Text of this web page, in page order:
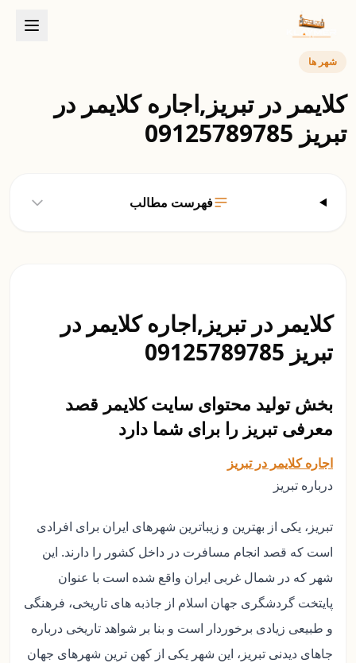
شهر ها
کلایمر در تبریز,اجاره کلایمر در
تبریز 09125789785
فهرست مطالب
کلایمر در تبریز,اجاره کلایمر در
تبریز 09125789785
بخش تولید محتوای سایت کلایمر قصد
معرفی تبریز را برای شما دارد
اجاره کلایمر در تبریز
درباره تبریز
تبریز، یکی از بهترین و زیباترین شهرهای ایران برای افرادی
است که قصد انجام مسافرت در داخل کشور را دارند. این
شهر که در شمال غربی ایران واقع شده است با عنوان
پایتخت گردشگری جهان اسلام از جاذبه های تاریخی، فرهنگی
و طبیعی زیادی برخوردار است و بنا بر شواهد تاریخی درباره
جاهای دیدنی تبریز، این شهر یکی از کهن ترین شهرهای جهان